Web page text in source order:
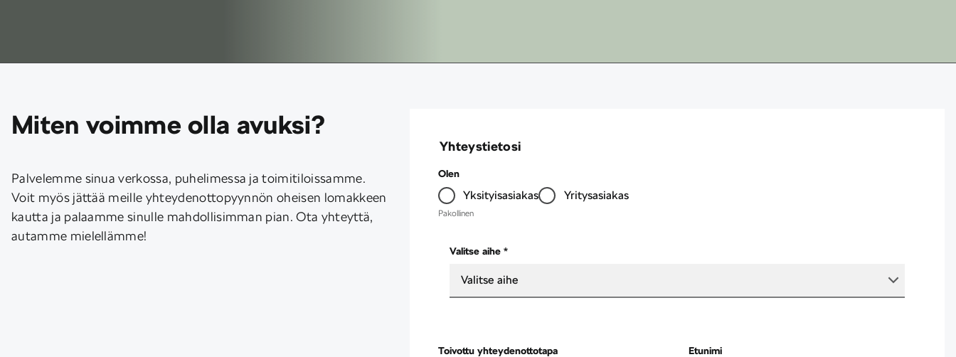
Miten voimme olla avuksi?
Palvelemme sinua verkossa, puhelimessa ja toimitiloissamme.
Voit myös jättää meille yhteydenottopyynnön oheisen lomakkeen
kautta ja palaamme sinulle mahdollisimman pian. Ota yhteyttä,
autamme mielellämme!
Yhteystietosi
Olen
Yksityisasiakas Yritysasiakas
Pakollinen
Valitse aihe *
Valitse aihe
Toivottu yhteydenottotapa Etunimi